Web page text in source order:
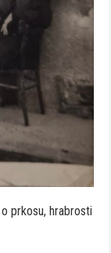
prkosu, hrabrosti